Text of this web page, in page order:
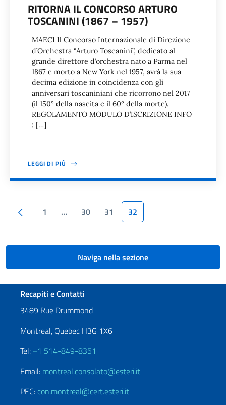
RITORNA IL CONCORSO ARTURO
TOSCANINI (1867 – 1957)
MAECI Il Concorso Internazionale di Direzione
d’Orchestra “Arturo Toscanini”, dedicato al
grande direttore d’orchestra nato a Parma nel
1867 e morto a New York nel 1957, avrà la sua
decima edizione in coincidenza con gli
anniversari toscaniniani che ricorrono nel 2017
(il 150° della nascita e il 60° della morte).
REGOLAMENTO MODULO D’ISCRIZIONE INFO
: […]
LEGGI DI PIÙ
Paginazione
Pagina precedente
1 … 30 31 32
Naviga nella sezione
Sezione footer
Recapiti e Contatti
3489 Rue Drummond
Montreal, Quebec H3G 1X6
Tel: +1 514-849-8351
Email: montreal.consolato@esteri.it
PEC: con.montreal@cert.esteri.it